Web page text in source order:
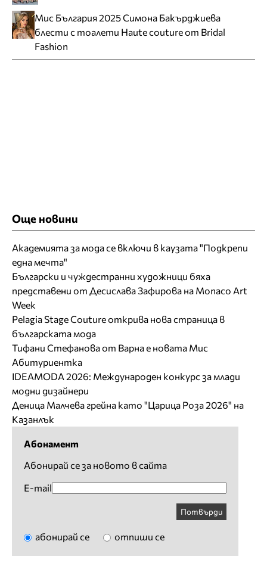
Мис България 2025 Симона Бакърджиева
блести с тоалети Haute couture от Bridal
Fashion
Още новини
Академията за мода се включи в каузата "Подкрепи
една мечта"
Български и чуждестранни художници бяха
представени от Десислава Зафирова на Monaco Art
Week
Pelagia Stage Couture открива нова страница в
българската мода
Тифани Стефанова от Варна е новата Мис
Абитуриентка
IDEAMODA 2026: Международен конкурс за млади
модни дизайнери
Деница Малчева грейна като "Царица Роза 2026" на
Казанлък
Абонамент
Абонирай се за новото в сайта
E-mail
Потвърди
абонирай се отпиши се